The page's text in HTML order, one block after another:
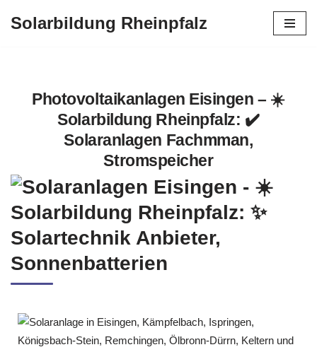
Solarbildung Rheinpfalz
Photovoltaikanlagen Eisingen – ☀️
Solarbildung Rheinpfalz: ✔️
Solaranlagen Fachmman,
Stromspeicher